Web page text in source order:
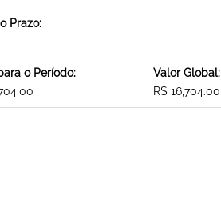
Prazo:
o Período:
Valor Global:
R$ 16,704.00